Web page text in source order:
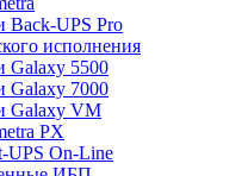
Back-UPS Pro
исполнения
Galaxy 5500
Galaxy 7000
Galaxy VM
PX
On-Line